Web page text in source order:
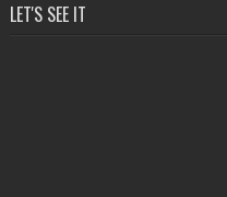
LET'S SEE IT